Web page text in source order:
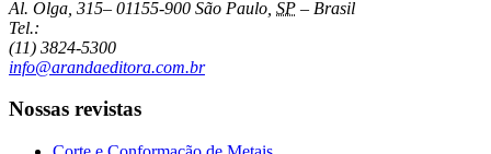
Al. Olga, 315– 01155-900 São Paulo SP – Brasil
Tel.:
(11) 3824-5300
info@arandaeditora.com.br
Nossas revistas